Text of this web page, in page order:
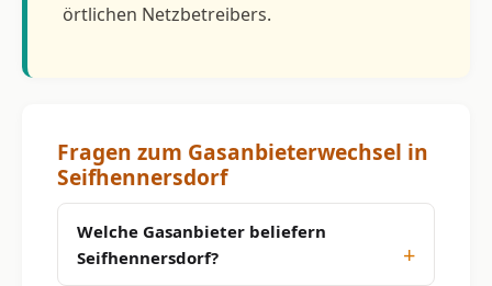
örtlichen Netzbetreibers.
Fragen zum Gasanbieterwechsel in
Seifhennersdorf
Welche Gasanbieter beliefern
Seifhennersdorf?